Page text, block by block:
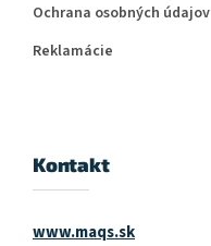
Ochrana osobných údajov
Reklamácie
Kontakt
www.maqs.sk